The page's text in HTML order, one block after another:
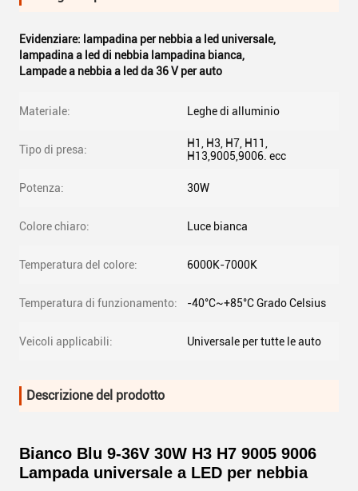
Evidenziare: lampadina per nebbia a led universale,
lampadina a led di nebbia lampadina bianca,
Lampade a nebbia a led da 36 V per auto
Materiale: Leghe di alluminio
Tipo di presa:
H1, H3, H7, H11,
H13,9005,9006. ecc
Potenza: 30W
Colore chiaro: Luce bianca
Temperatura del colore: 6000K-7000K
Temperatura di funzionamento: -40°C~+85°C Grado Celsius
Veicoli applicabili: Universale per tutte le auto
Descrizione del prodotto
Bianco Blu 9-36V 30W H3 H7 9005 9006
Lampada universale a LED per nebbia